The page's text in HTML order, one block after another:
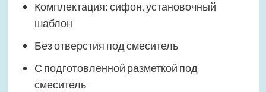
Комплектация: сифон, установочный
шаблон
Без отверстия под смеситель
С подготовленной разметкой под
смеситель